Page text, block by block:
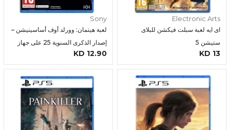
اى ايه لعبة سبلت فيكشن للبلاى
ستيشن 5
Electronic Arts
13 KD
لعبة هيتمان: وورلد أوف أساسينيشن –
إصدار الذكرى السنوية 25 على جهاز
بلايستيشن 5
Sony
12.90 KD